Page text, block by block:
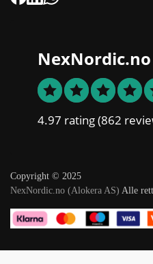
NexNordic.no
4.97 rating(862
Copyright © 2025
NexNordic.no (Alokera AS) Alle